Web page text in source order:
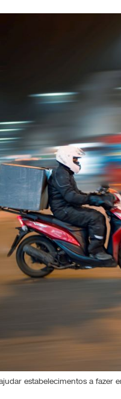
estabelecimentos a fazer